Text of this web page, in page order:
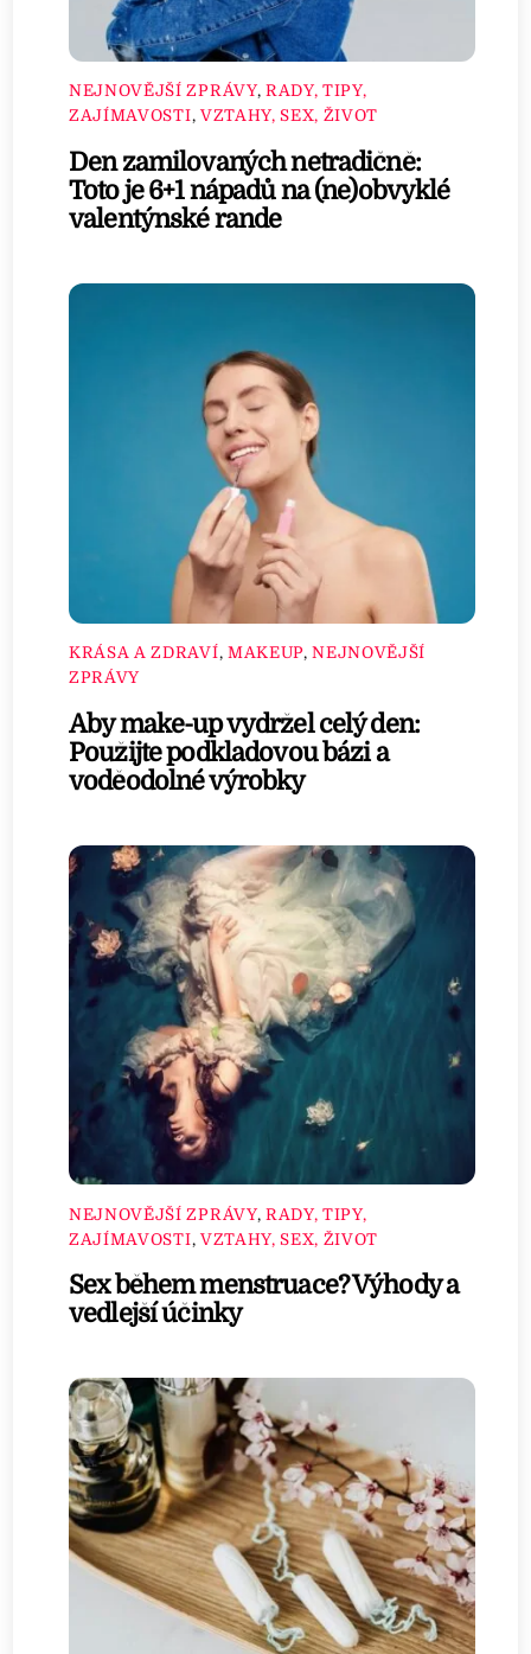
NEJNOVĚJŠÍ ZPRÁVY, RADY, TIPY,
ZAJÍMAVOSTI, VZTAHY, SEX, ŽIVOT
Den zamilovaných netradičně:
Toto je 6+1 nápadů na (ne)obvyklé
valentýnské rande
KRÁSA A ZDRAVÍ, MAKEUP,NEJNOVĚJŠÍ
ZPRÁVY
Aby make-up vydržel celý den:
Použijte podkladovou bázi a
voděodolné výrobky
NEJNOVĚJŠÍ ZPRÁVY, RADY, TIPY,
ZAJÍMAVOSTI, VZTAHY, SEX, ŽIVOT
Sex během menstruace? Výhody a
vedlejší účinky